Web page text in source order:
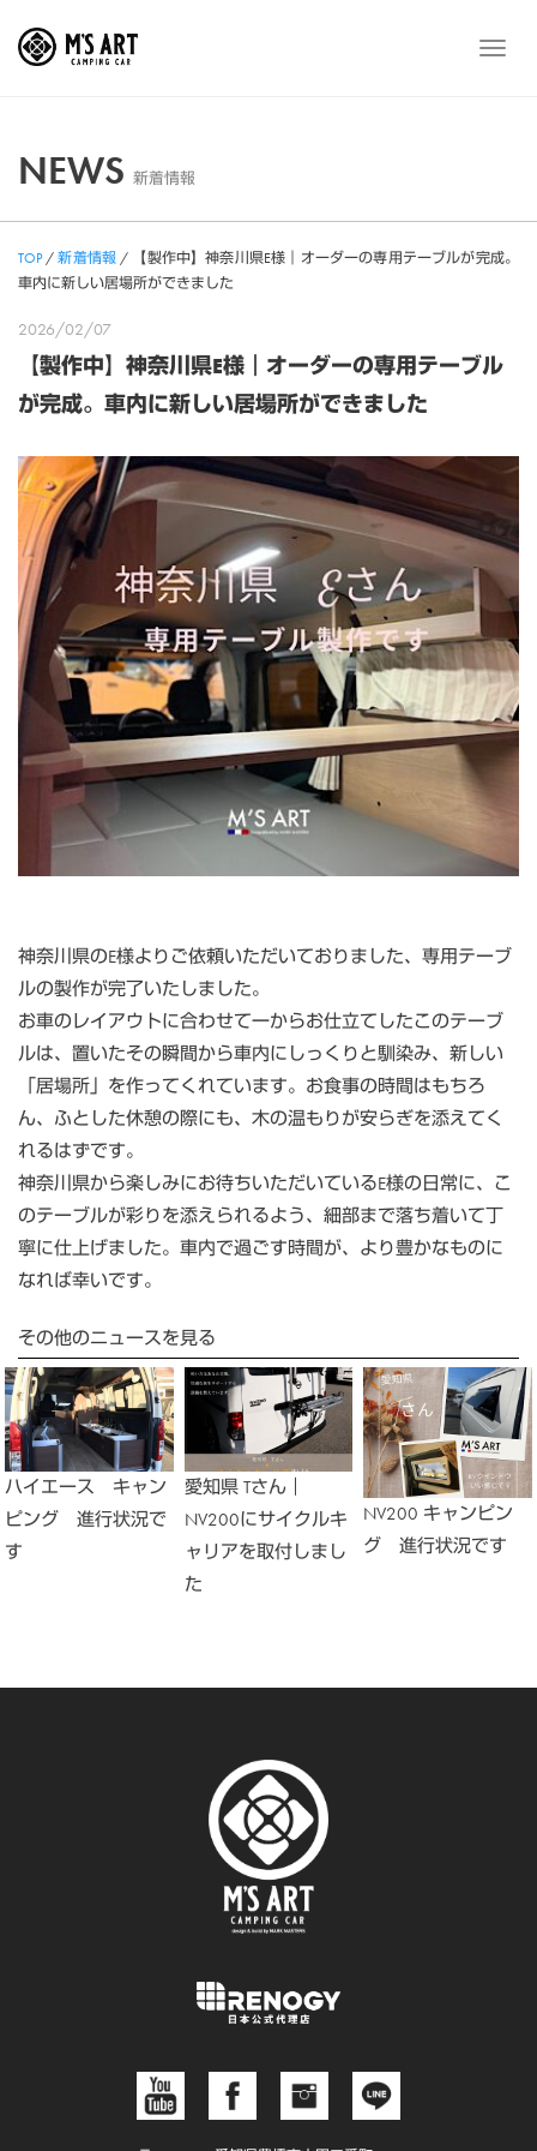
メ
NEWS 新着情報
TOP/新着情報 /
【製作中】神奈川県E様｜オーダーの専用テーブルが完成。
車内に新しい居場所ができました
2026/02/07
【製作中】神奈川県E様｜オーダーの専用テーブル
が完成。車内に新しい居場所ができました
神奈川県のE様よりご依頼いただいておりました、専用テーブ
ルの製作が完了いたしました。
お車のレイアウトに合わせて一からお仕立てしたこのテーブ
ルは、置いたその瞬間から車内にしっくりと馴染み、新しい
「居場所」を作ってくれています。お食事の時間はもちろ
ん、ふとした休憩の際にも、木の温もりが安らぎを添えてく
れるはずです。
神奈川県から楽しみにお待ちいただいているE様の日常に、こ
のテーブルが彩りを添えられるよう、細部まで落ち着いて丁
寧に仕上げました。車内で過ごす時間が、より豊かなものに
なれば幸いです。
その他のニュースを見る
ハイエース キャン
ピング 進行状況で
す
愛知県 Tさん｜
NV200にサイクルキ
ャリアを取付しまし
た
NV200 キャンピン
グ 進行状況です